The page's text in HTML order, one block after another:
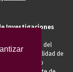
Investigaciones
es responsable del
de usted en calidad de
conferencista o